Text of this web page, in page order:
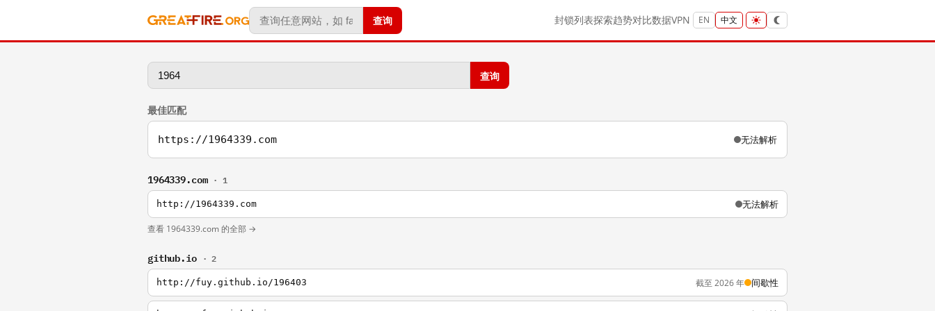
查询 封锁列表探索趋势对比数据VPN EN 中文
查询
最佳匹配
https://1964339.com 无法解析
1964339.com · 1
http://1964339.com 无法解析
查看 1964339.com 的全部 →
github.io · 2
http://fuy.github.io/196403 截至 2026 年 间歇性